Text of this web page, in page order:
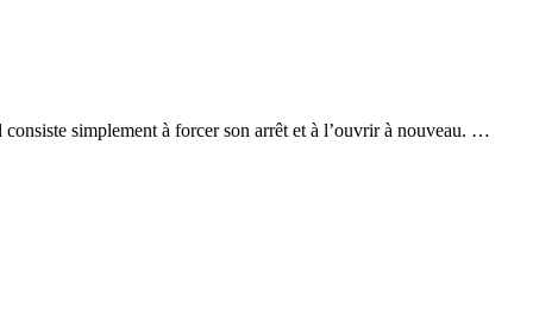
simplement à forcer son arrêt et à l’ouvrir à nouveau. …